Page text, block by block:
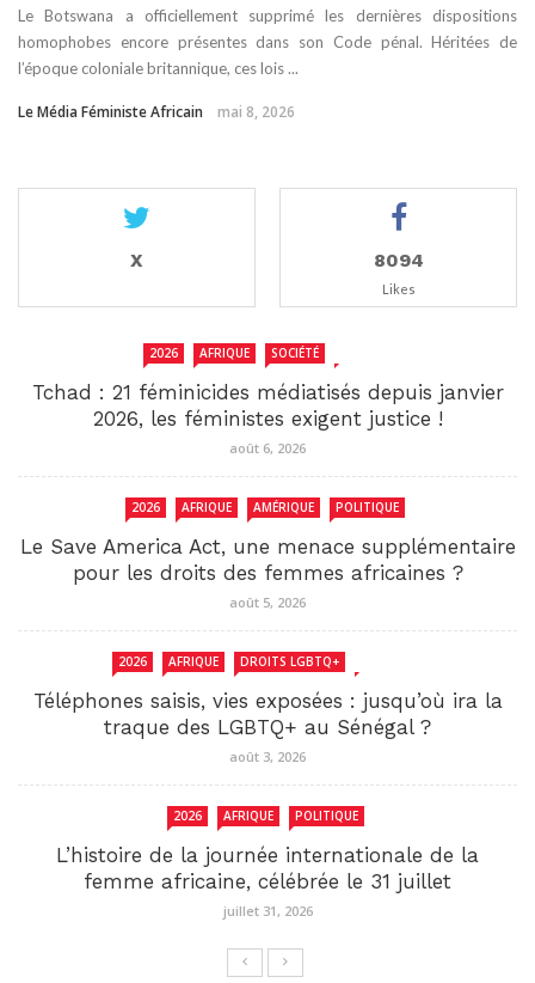
Le Botswana a officiellement supprimé les dernières dispositions
homophobes encore présentes dans son Code pénal. Héritées de
l’époque coloniale britannique, ces lois ...
Le Média Féministe Africain mai 8, 2026
X 8094
Likes
2026 AFRIQUE SOCIÉTÉ
Tchad : 21 féminicides médiatisés depuis janvier
2026, les féministes exigent justice !
août 6, 2026
2026 AFRIQUE AMÉRIQUE POLITIQUE
Le Save America Act, une menace supplémentaire
pour les droits des femmes africaines ?
août 5, 2026
2026 AFRIQUE DROITS LGBTQ+
Téléphones saisis, vies exposées : jusqu’où ira la
traque des LGBTQ+ au Sénégal ?
août 3, 2026
2026 AFRIQUE POLITIQUE
L’histoire de la journée internationale de la
femme africaine, célébrée le 31 juillet
juillet 31, 2026